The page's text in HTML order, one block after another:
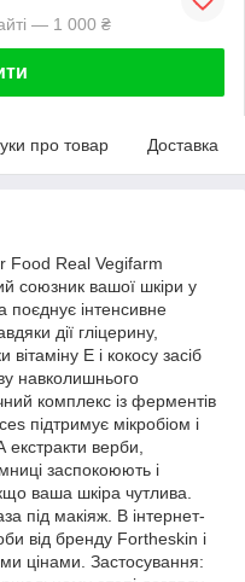
— 1 000 ₴
про товар Доставка
Food Real Vegifarm
союзник вашої шкіри у
інтенсивне
дії гліцерину,
Е і кокосу засіб
навколишнього
комплекс із ферментів
підтримує мікробіом і
верби,
заспокоюють і
ваша шкіра чутлива.
під макіяж. В інтернет-
від бренду Fortheskin і
цінами. Застосування: